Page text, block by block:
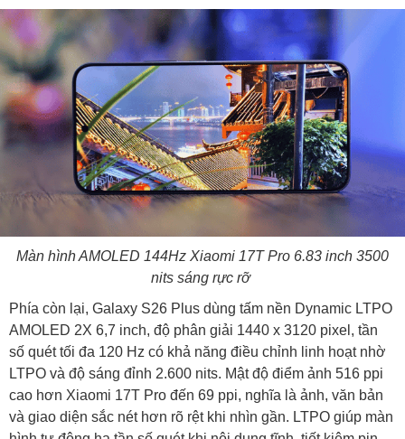
Màn hình AMOLED 144Hz Xiaomi 17T Pro 6.83 inch 3500
nits sáng rực rỡ
Phía còn lại, Galaxy S26 Plus dùng tấm nền Dynamic LTPO
AMOLED 2X 6,7 inch, độ phân giải 1440 x 3120 pixel, tần
số quét tối đa 120 Hz có khả năng điều chỉnh linh hoạt nhờ
LTPO và độ sáng đỉnh 2.600 nits. Mật độ điểm ảnh 516 ppi
cao hơn Xiaomi 17T Pro đến 69 ppi, nghĩa là ảnh, văn bản
và giao diện sắc nét hơn rõ rệt khi nhìn gần. LTPO giúp màn